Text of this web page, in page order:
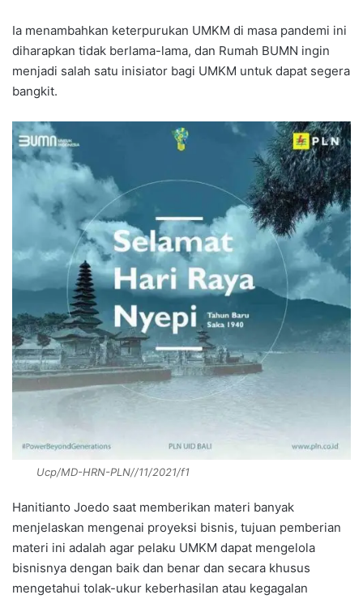
Ia menambahkan keterpurukan UMKM di masa pandemi ini
diharapkan tidak berlama-lama, dan Rumah BUMN ingin
menjadi salah satu inisiator bagi UMKM untuk dapat segera
bangkit.
Ucp/MD-HRN-PLN//11/2021/f1
Hanitianto Joedo saat memberikan materi banyak
menjelaskan mengenai proyeksi bisnis, tujuan pemberian
materi ini adalah agar pelaku UMKM dapat mengelola
bisnisnya dengan baik dan benar dan secara khusus
mengetahui tolak-ukur keberhasilan atau kegagalan